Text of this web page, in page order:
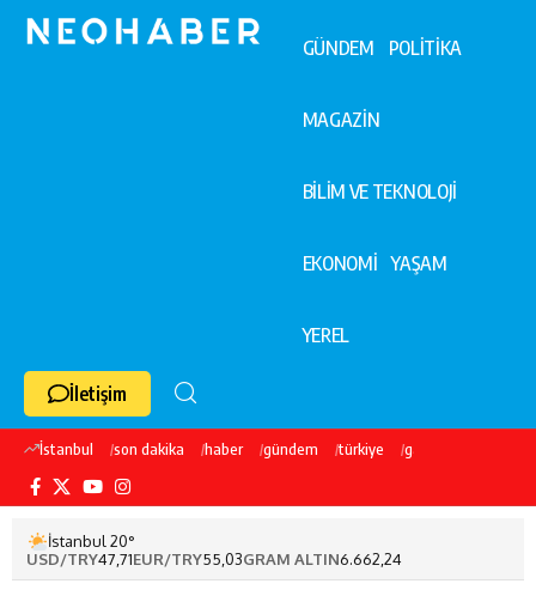
GÜNDEM POLİTİKA
MAGAZİN
BİLİM VE TEKNOLOJİ
EKONOMİ YAŞAM
YEREL
İletişim
İstanbul son dakika haber gündem türkiye galatasaray
İstanbul 20°
USD/TRY47,71EUR/TRY55,03GRAM ALTIN6.662,24